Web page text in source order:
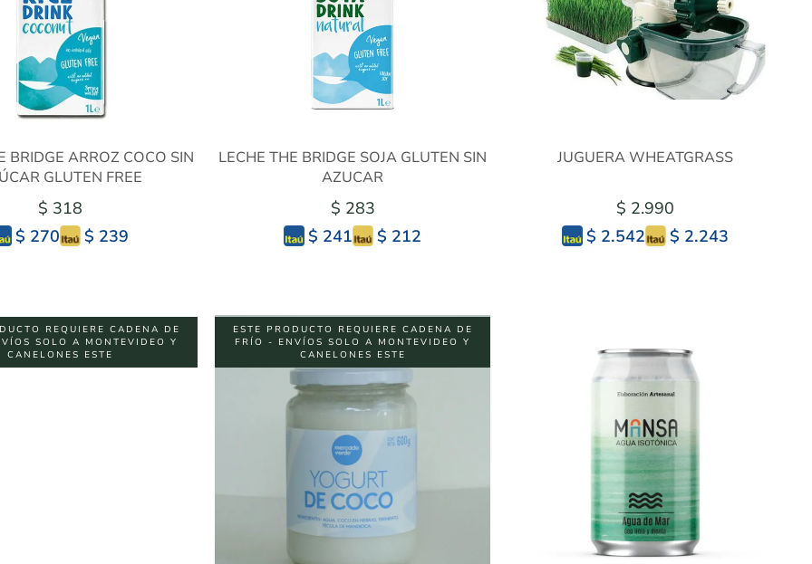
BRIDGE ARROZ COCO SIN
GLUTEN FREE
$ 318
$ 270
$ 239
LECHE THE BRIDGE SOJA GLUTEN SIN
AZUCAR
$ 283
$ 241
$ 212
JUGUERA WHEATGRASS
$ 2.990
$ 2.542
$ 2.243
REQUIERE CADENA DE
SOLO A MONTEVIDEO Y
CANELONES ESTE
ESTE PRODUCTO REQUIERE CADENA DE
FRÍO - ENVÍOS SOLO A MONTEVIDEO Y
CANELONES ESTE